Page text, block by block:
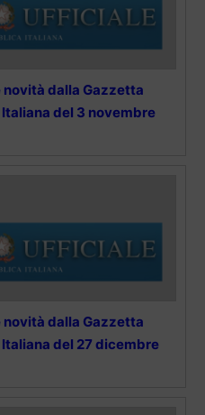
novità dalla Gazzetta
del 3 novembre
novità dalla Gazzetta
del 27 dicembre